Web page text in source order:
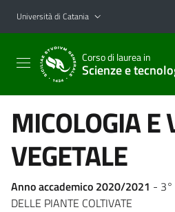
Vai al contenuto principale
Vai al menu di navigazione
Università di Catania
Corso di laurea in
Scienze e
MICOLOGIA E
VEGETALE
Anno accademico 2020/2021 - 3°
DELLE PIANTE COLTIVATE